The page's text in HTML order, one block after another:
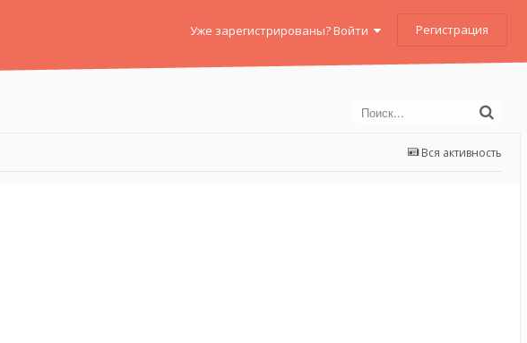
Уже зарегистрированы? Войти Регистрация
Вся активность